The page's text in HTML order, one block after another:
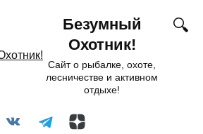
Безумный
Охотник!
Сайт о рыбалке, охоте,
лесничестве и активном
отдыхе!